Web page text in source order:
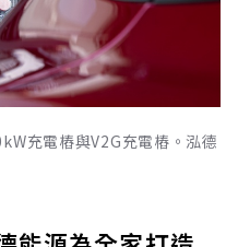
充電樁與V2G充電樁。泓德